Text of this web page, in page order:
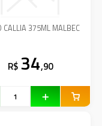
CALLIA 375ML MALBEC
R$ 34,90